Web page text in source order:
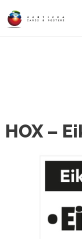
HOX –